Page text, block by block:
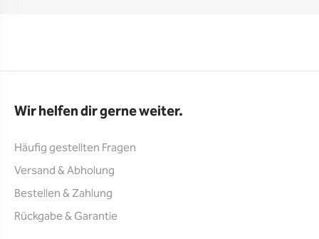
Wir helfen dir gerne weiter.
Häufig gestellten Fragen
Versand & Abholung
Bestellen & Zahlung
Rückgabe & Garantie